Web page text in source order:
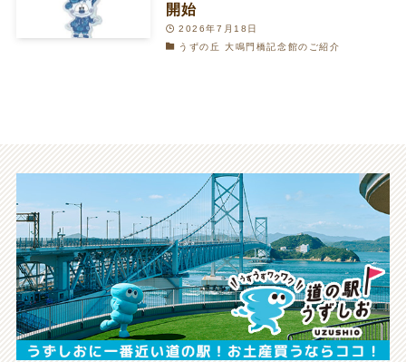
開始
2026年7月18日
うずの丘 大鳴門橋記念館のご紹介